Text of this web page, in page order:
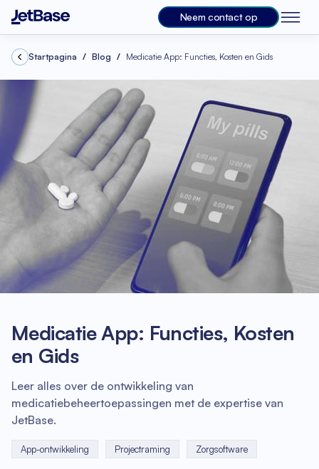
Neem contact op
Startpagina Blog Medicatie App: Functies, Kosten en Gids
Medicatie App: Functies, Kosten
en Gids
Leer alles over de ontwikkeling van
medicatiebeheertoepassingen met de expertise van
JetBase.
App-ontwikkeling Projectraming Zorgsoftware